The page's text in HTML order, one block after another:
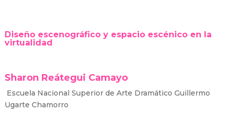
Diseño escenográfico y espacio escénico en la
virtualidad
Sharon Reátegui Camayo
Escuela Nacional Superior de Arte Dramático Guillermo
Ugarte Chamorro